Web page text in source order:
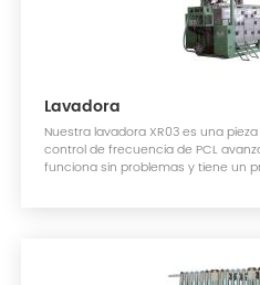
Lavadora
Nuestra lavadora XR03 es una
control de frecuencia de PCL
funciona sin problemas y tiene un